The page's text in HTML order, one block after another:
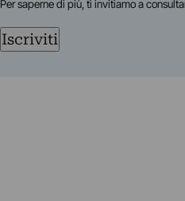
Per saperne di più, ti invitiamo a
Iscriviti